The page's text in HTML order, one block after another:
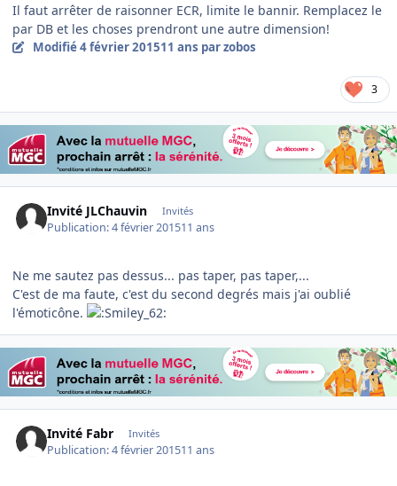
Il faut arrêter de raisonner ECR, limite le bannir. Remplacez le
par DB et les choses prendront une autre dimension!
Modifié4 février 201511 ans par zobos
3
Invité JLChauvin Invités
Publication:4 février 201511 ans
Ne me sautez pas dessus... pas taper, pas taper,...
C'est de ma faute, c'est du second degrés mais j'ai oublié
l'émoticône.
Invité Fabr Invités
Publication:4 février 201511 ans